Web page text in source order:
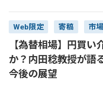
Web限定 寄稿 市
【為替相場】円買
か？内田稔教授が語
今後の展望